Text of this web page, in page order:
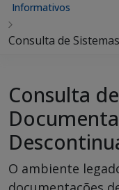
Informativos
Consulta de
Consulta
O ambiente